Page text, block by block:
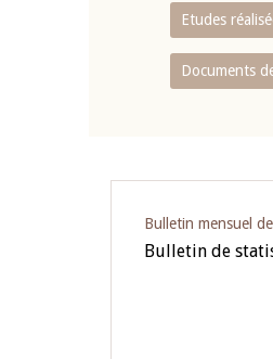
Etudes
Documents
Bulletin mensuel
Bulletin de